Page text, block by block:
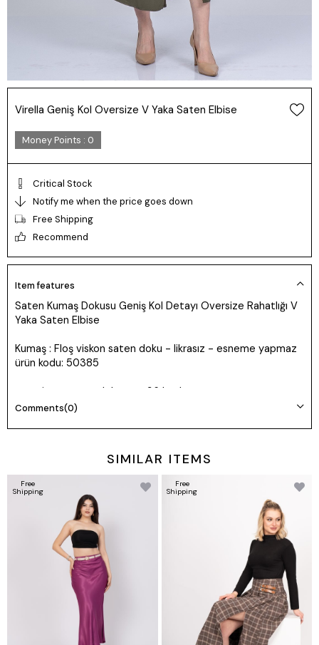
Virella Geniş Kol Oversize V Yaka Saten Elbise
Money Points : 0
Critical Stock
Notify me when the price goes down
Free Shipping
Recommend
Item features
Saten Kumaş Dokusu Geniş Kol Detayı Oversize Rahatlığı V
Yaka Saten Elbise
Kumaş : Floş viskon saten doku - likrasız - esneme yapmaz
ürün kodu: 50385
oversize ürün model prova 36 beden
Comments(0)
SIMILAR ITEMS
Free
Shipping
Free
Shipping